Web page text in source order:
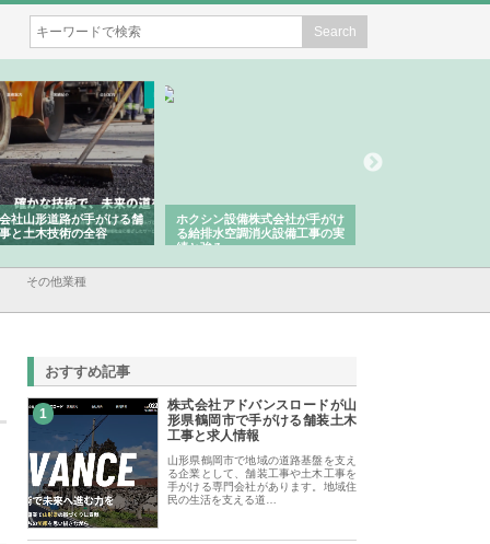
社山形道路が手がける舗
と土木技術の全容
ホクシン設備株式会社が手がけ
る給排水空調消火設備工事の実
績と強み
その他業種
おすすめ記事
1
株式会社アドバンスロードが山
形県鶴岡市で手がける舗装土木
工事と求人情報
山形県鶴岡市で地域の道路基盤を支え
る企業として、舗装工事や土木工事を
手がける専門会社があります。地域住
民の生活を支える道…